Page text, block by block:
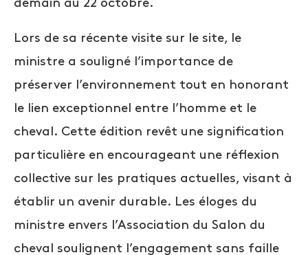
demain au 22 octobre.
Lors de sa récente visite sur le site, le
ministre a souligné l’importance de
préserver l’environnement tout en honorant
le lien exceptionnel entre l’homme et le
cheval. Cette édition revêt une signification
particulière en encourageant une réflexion
collective sur les pratiques actuelles, visant à
établir un avenir durable. Les éloges du
ministre envers l’Association du Salon du
cheval soulignent l’engagement sans faille